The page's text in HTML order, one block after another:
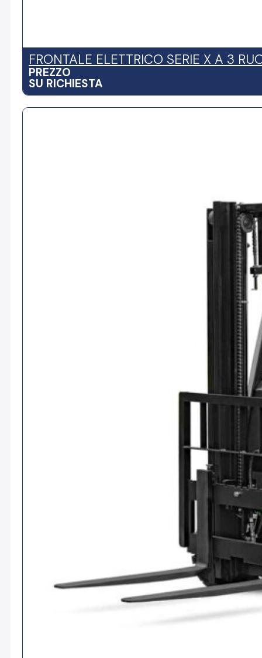
FRONTALE ELETTRICO SERIE X A 3
PREZZO
SU RICHIESTA